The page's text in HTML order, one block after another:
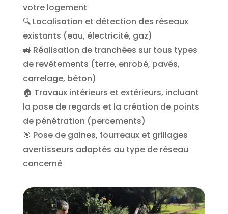
votre logement
🔍 Localisation et détection des réseaux
existants (eau, électricité, gaz)
🚜 Réalisation de tranchées sur tous types
de revêtements (terre, enrobé, pavés,
carrelage, béton)
🏠 Travaux intérieurs et extérieurs, incluant
la pose de regards et la création de points
de pénétration (percements)
🎯 Pose de gaines, fourreaux et grillages
avertisseurs adaptés au type de réseau
concerné